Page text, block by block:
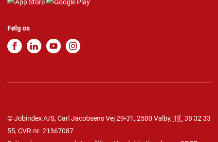
Følg os
© Jobindex A/S, Carl Jacobsens Vej 29-31, 2500 Valby, Tlf. 38 32 33
55, CVR-nr. 21367087